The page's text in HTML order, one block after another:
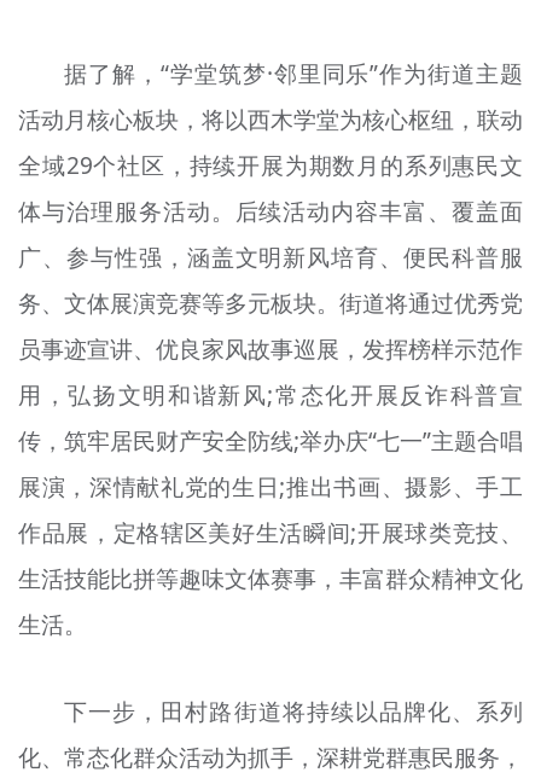
据了解，“学堂筑梦·邻里同乐”作为街道主题
活动月核心板块，将以西木学堂为核心枢纽，联动
全域29个社区，持续开展为期数月的系列惠民文
体与治理服务活动。后续活动内容丰富、覆盖面
广、参与性强，涵盖文明新风培育、便民科普服
务、文体展演竞赛等多元板块。街道将通过优秀党
员事迹宣讲、优良家风故事巡展，发挥榜样示范作
用，弘扬文明和谐新风;常态化开展反诈科普宣
传，筑牢居民财产安全防线;举办庆“七一”主题合唱
展演，深情献礼党的生日;推出书画、摄影、手工
作品展，定格辖区美好生活瞬间;开展球类竞技、
生活技能比拼等趣味文体赛事，丰富群众精神文化
生活。
下一步，田村路街道将持续以品牌化、系列
化、常态化群众活动为抓手，深耕党群惠民服务，